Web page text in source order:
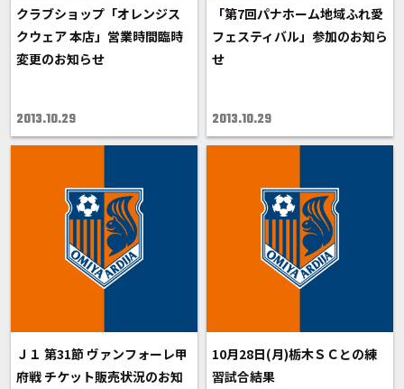
クラブショップ「オレンジス
クウェア 本店」営業時間臨時
変更のお知らせ
2013.10.29
「第7回パナホーム地域ふれ愛
フェスティバル」参加のお知ら
せ
2013.10.29
Ｊ１ 第31節 ヴァンフォーレ甲
府戦 チケット販売状況のお知
10月28日(月)栃木ＳＣとの練
習試合結果